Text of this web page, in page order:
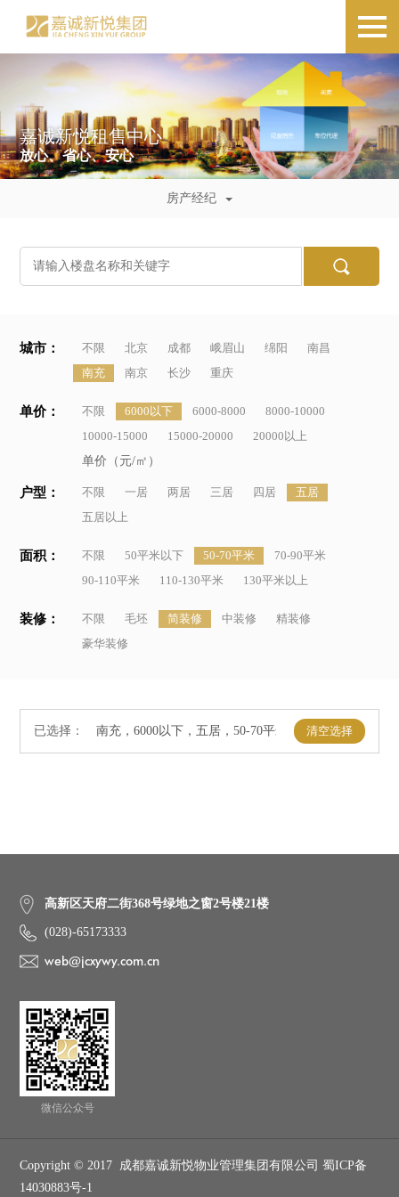
嘉诚新悦租售中心
放心、省心、安心
房产经纪
城市： 不限 北京 成都 峨眉山 绵阳
南昌
南充
南京 长沙 重庆
单价： 不限 6000以下 6000-8000
8000-10000
10000-15000
15000-20000
20000以上
单价（元/㎡）
户型： 不限 一居 两居 三居 四居
五居
五居以上
面积： 不限 50平米以下 50-70平米
70-90平米
90-110平米
110-130平米 130平米以上
装修： 不限 毛坯 简装修 中装修
精装修
豪华装修
已选择： 清空选择
高新区天府二街368号绿地之窗2号楼21楼
(028)-65173333
web@jcxywy.com.cn
微信公众号
Copyright © 2017 成都嘉诚新悦物业管理集团有限公司 蜀ICP备
14030883号-1